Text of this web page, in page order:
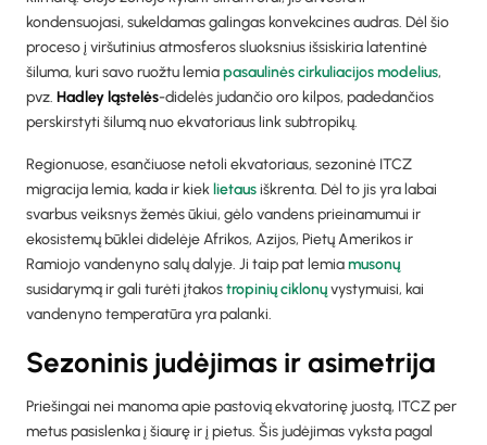
kondensuojasi, sukeldamas galingas konvekcines audras. Dėl šio
proceso į viršutinius atmosferos sluoksnius išsiskiria latentinė
šiluma, kuri savo ruožtu lemiapasaulinės cirkuliacijos modelius,
pvz. Hadley ląstelės-didelės judančio oro kilpos, padedančios
perskirstyti šilumą nuo ekvatoriaus link subtropikų.
Regionuose, esančiuose netoli ekvatoriaus, sezoninė ITCZ
migracija lemia, kada ir kiek lietausiškrenta. Dėl to jis yra labai
svarbus veiksnys žemės ūkiui, gėlo vandens prieinamumui ir
ekosistemų būklei didelėje Afrikos, Azijos, Pietų Amerikos ir
Ramiojo vandenyno salų dalyje. Ji taip pat lemiamusonų
susidarymą ir gali turėti įtakostropinių ciklonųvystymuisi, kai
vandenyno temperatūra yra palanki.
Sezoninis judėjimas ir asimetrija
Priešingai nei manoma apie pastovią ekvatorinę juostą, ITCZ per
metus pasislenka į šiaurę ir į pietus. Šis judėjimas vyksta pagal